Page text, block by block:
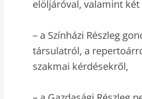
elöljáróval, valamint két
– a Színházi Részleg
társulatról, a
szakmai kérdésekről,